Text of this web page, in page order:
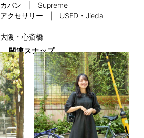
カバン | Supreme
アクセサリー | USED・Jieda
大阪・心斎橋
関連スナップ